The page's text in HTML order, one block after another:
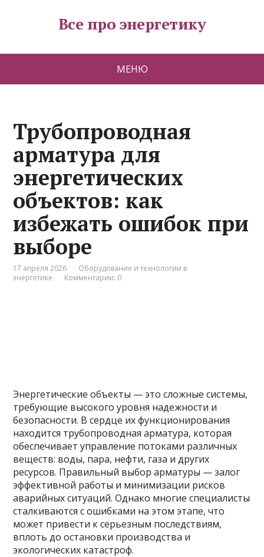
Все про энергетику
МЕНЮ
Трубопроводная
арматура для
энергетических
объектов: как
избежать ошибок при
выборе
17 апреля 2026
Оборудование и технологии в
энергетике
Комментарии: 0
Энергетические объекты — это сложные системы,
требующие высокого уровня надежности и
безопасности. В сердце их функционирования
находится трубопроводная арматура, которая
обеспечивает управление потоками различных
веществ: воды, пара, нефти, газа и других
ресурсов. Правильный выбор арматуры — залог
эффективной работы и минимизации рисков
аварийных ситуаций. Однако многие специалисты
сталкиваются с ошибками на этом этапе, что
может привести к серьезным последствиям,
вплоть до остановки производства и
экологических катастроф.